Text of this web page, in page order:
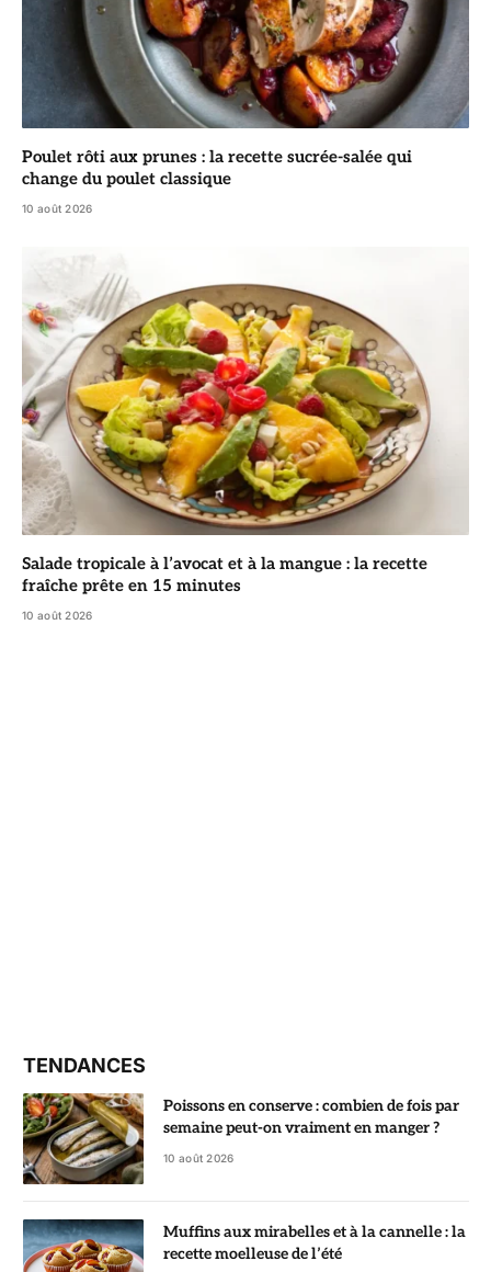
Poulet rôti aux prunes : la recette sucrée-salée qui
change du poulet classique
10 août 2026
Salade tropicale à l’avocat et à la mangue : la recette
fraîche prête en 15 minutes
10 août 2026
TENDANCES
Poissons en conserve : combien de fois par
semaine peut-on vraiment en manger ?
10 août 2026
Muffins aux mirabelles et à la cannelle : la
recette moelleuse de l’été